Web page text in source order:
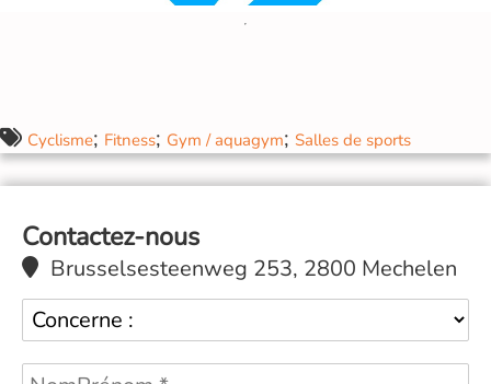
Cyclisme; Fitness; Gym / aquagym; Salles de sports
Contactez-nous
Brusselsesteenweg 253, 2800 Mechelen